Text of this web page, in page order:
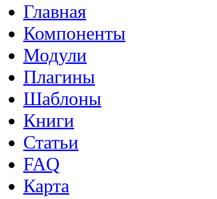
Главная
Компоненты
Модули
Плагины
Шаблоны
Книги
Статьи
FAQ
Карта